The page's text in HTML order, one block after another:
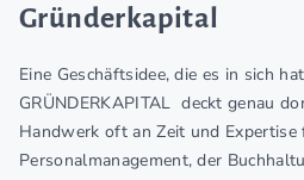
Gründerkapital
Eine Geschäftsidee, die es in sich
GRÜNDERKAPITAL deckt genau
Handwerk oft an Zeit und Expertise
Personalmanagement, der